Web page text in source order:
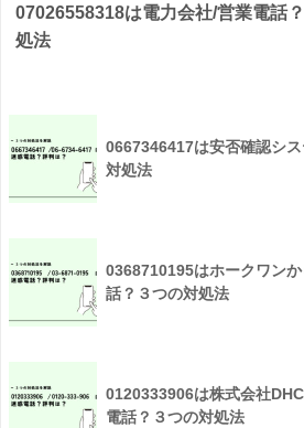
07026558318は電力会社/営業電話
処法
0667346417は安否確認シ
対処法
0368710195はホークワン
話？３つの対処法
0120333906は株式会社
電話？３つの対処法